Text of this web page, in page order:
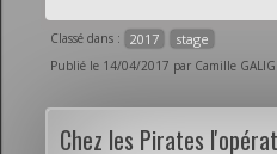
Classé dans : 2017 stage
Publié le 14/04/2017 par Camille
Chez les Pirates